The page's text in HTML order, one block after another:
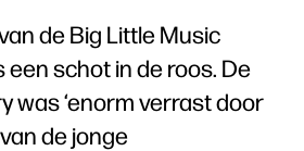
de Big Little Music
schot in de roos. De
was ‘enorm verrast door
de jonge